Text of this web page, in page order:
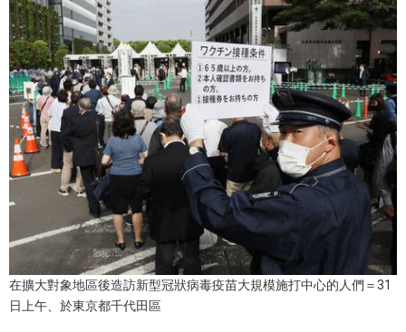
財經
文化
科學技術
生活
在擴大對象地區後造訪新型冠狀病毒疫苗大規模施打中心的人們＝31
日上午、於東京都千代田區